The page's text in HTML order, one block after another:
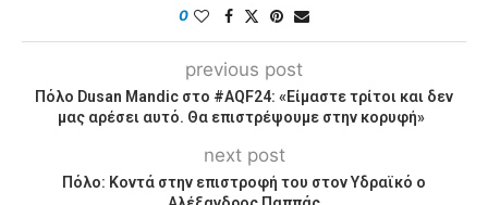
0
previous post
Πόλο Dusan Mandic στο #AQF24: «Είμαστε τρίτοι και δεν
μας αρέσει αυτό. Θα επιστρέψουμε στην κορυφή»
next post
Πόλο: Κοντά στην επιστροφή του στον Υδραϊκό ο